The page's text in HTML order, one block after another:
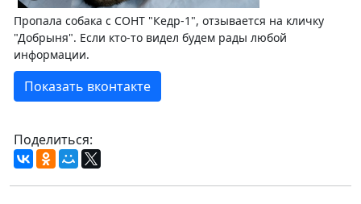
Пропала собака с СОНТ "Кедр-1", отзывается на кличку
"Добрыня". Если кто-то видел будем рады любой
информации.
Показать вконтакте
Поделиться: